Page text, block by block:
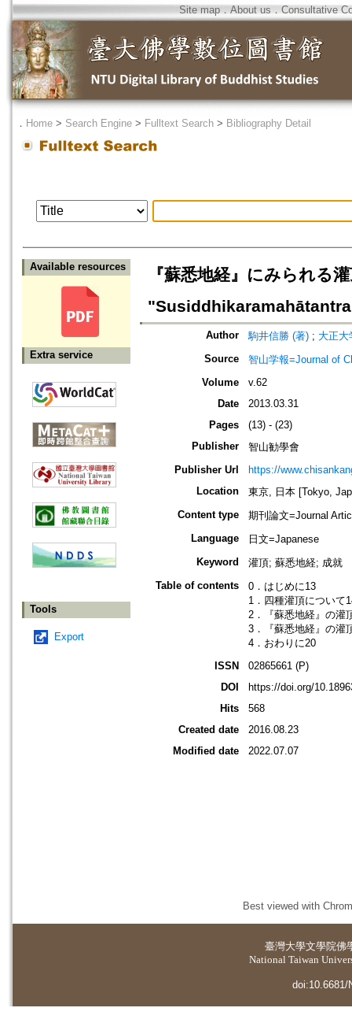
Site map．About us ． Consultative
． Home > Search Engine > Fulltext Search > Bibliography Detail
Available resources
Extra service
Tools
Export
『蘇悉地経』にみられ
Author 駒井信勝 (著) ; 大正大
Source
智山学報=Journal of
Volume
v.62
Date
2013.03.31
Pages
(13) - (23)
Publisher
智山勧學會
Publisher Url
https://
Location
東京, 日本 [Tokyo,
Content type
期刊論文=Journal
Language
日文=Japanese
Keyword
灌頂; 蘇悉地経; 成就
Table of contents
0．はじめに13
1．四種灌頂について
2．『蘇悉地経』の灌
3．『蘇悉地経』の灌
4．おわりに20
ISSN
02865661 (P)
DOI
https://doi.org/
Hits
568
Created date
2016.08.23
Modified date
2022.07.07
Best viewed with
臺灣大學文學院佛
National Taiwan
doi:10.6681/